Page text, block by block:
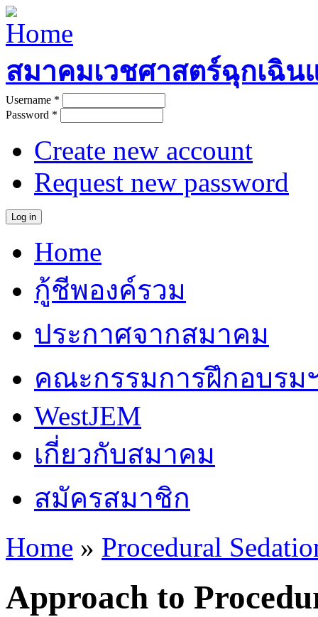
Skip to main content
สมาคมเวชศาสตร์ฉุกเฉิน
User login
Username *
Password *
Create new account
Request new password
Main menu
Home
กู้ชีพองค์รวม
ประกาศจากสมาคม
คณะกรรมการฝึกอบรม
WestJEM
เกี่ยวกับสมาคม
สมัครสมาชิก
You are here
Home » Procedural
Approach to